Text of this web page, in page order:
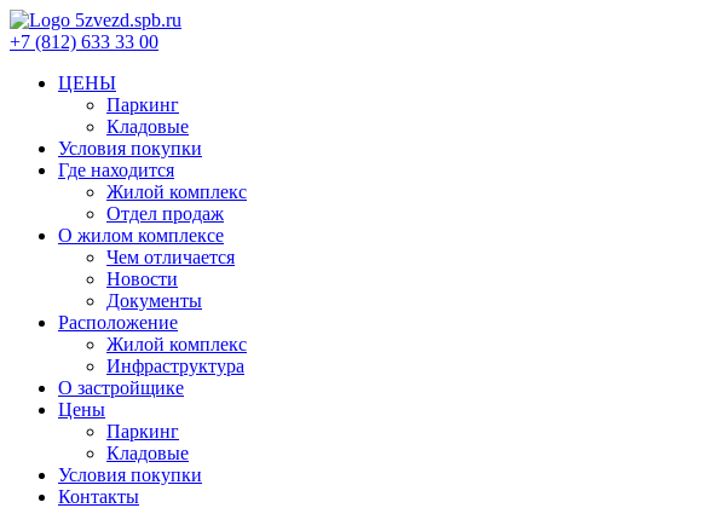
+7 (812) 633 33 00
ЦЕНЫ
Паркинг
Кладовые
Условия покупки
Где находится
Жилой комплекс
Отдел продаж
О жилом комплексе
Чем отличается
Новости
Документы
Расположение
Жилой комплекс
Инфраструктура
О застройщике
Цены
Паркинг
Кладовые
Условия покупки
Контакты